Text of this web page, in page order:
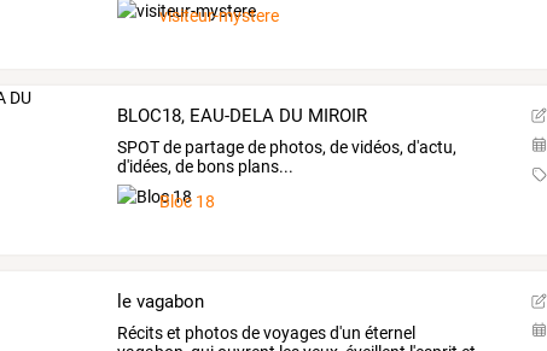
visiteur-mystere
BLOC18, EAU-DELA DU MIROIR
SPOT de partage de photos, de vidéos, d'actu,
d'idées, de bons plans...
Bloc 18
le vagabon
Récitset photosdevoyagesd'un éternel